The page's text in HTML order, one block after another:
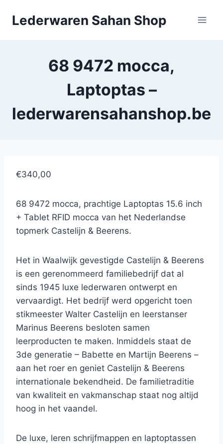
Lederwaren Sahan Shop
68 9472 mocca,
Laptoptas –
lederwarensahanshop.be
€340,00
68 9472 mocca, prachtige Laptoptas 15.6 inch
+ Tablet RFID mocca van het Nederlandse
topmerk Castelijn & Beerens.
Het in Waalwijk gevestigde Castelijn & Beerens
is een gerenommeerd familiebedrijf dat al
sinds 1945 luxe lederwaren ontwerpt en
vervaardigt. Het bedrijf werd opgericht toen
stikmeester Walter Castelijn en leerstanser
Marinus Beerens besloten samen
leerproducten te maken. Inmiddels staat de
3de generatie – Babette en Martijn Beerens –
aan het roer en geniet Castelijn & Beerens
internationale bekendheid. De familietraditie
van kwaliteit en vakmanschap staat nog altijd
hoog in het vaandel.
De luxe, leren schrijfmappen en laptoptassen